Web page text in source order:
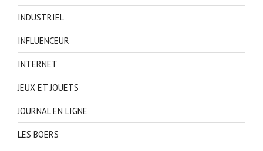
INDUSTRIEL
INFLUENCEUR
INTERNET
JEUX ET JOUETS
JOURNAL EN LIGNE
LES BOERS